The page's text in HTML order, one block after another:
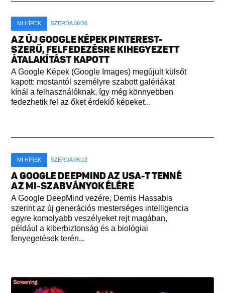
MI HÍREK SZERDA 08:36
AZ ÚJ GOOGLE KÉPEK PINTEREST-
SZERŰ, FELFEDEZÉSRE KIHEGYEZETT
ÁTALAKÍTÁST KAPOTT
A Google Képek (Google Images) megújult külsőt
kapott: mostantól személyre szabott galériákat
kínál a felhasználóknak, így még könnyebben
fedezhetik fel az őket érdeklő képeket...
MI HÍREK SZERDA 08:12
A GOOGLE DEEPMIND AZ USA-T TENNÉ
AZ MI-SZABVÁNYOK ÉLÉRE
A Google DeepMind vezére, Demis Hassabis
szerint az új generációs mesterséges intelligencia
egyre komolyabb veszélyeket rejt magában,
például a kiberbiztonság és a biológiai
fenyegetések terén...